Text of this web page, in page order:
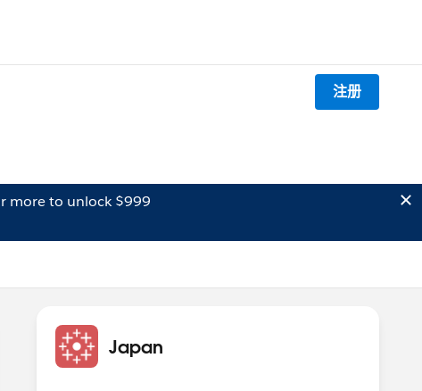
注册
more to unlock $999
Japan